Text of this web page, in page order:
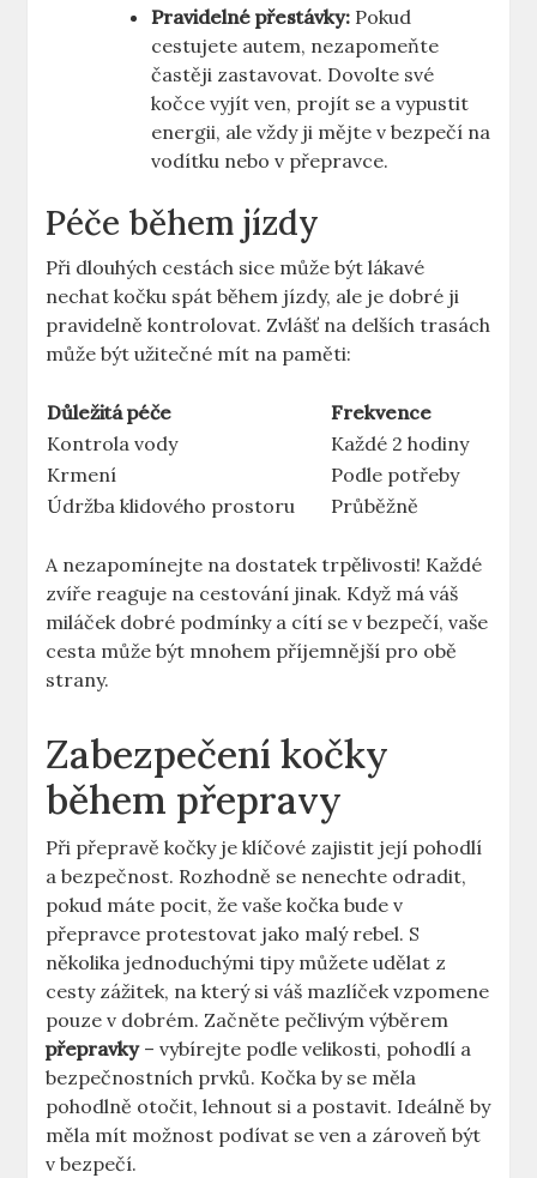
Pravidelné přestávky: Pokud
cestujete autem, nezapomeňte
častěji zastavovat. Dovolte své
kočce vyjít ven, projít se a vypustit
energii, ale vždy ji mějte v bezpečí na
vodítku nebo v přepravce.
Péče během jízdy
Při dlouhých cestách sice může být lákavé
nechat kočku spát během jízdy, ale je dobré ji
pravidelně kontrolovat. Zvlášť na delších trasách
může být užitečné mít na paměti:
Důležitá péče
Frekvence
Kontrola vody
Každé 2 hodiny
Krmení
Podle potřeby
Údržba klidového prostoru
Průběžně
A nezapomínejte na dostatek trpělivosti! Každé
zvíře reaguje na cestování jinak. Když má váš
miláček dobré podmínky a cítí se v bezpečí, vaše
cesta může být mnohem příjemnější pro obě
strany.
Zabezpečení kočky
během přepravy
Při přepravě kočky je klíčové zajistit její pohodlí
a bezpečnost. Rozhodně se nenechte odradit,
pokud máte pocit, že vaše kočka bude v
přepravce protestovat jako malý rebel. S
několika jednoduchými tipy můžete udělat z
cesty zážitek, na který si váš mazlíček vzpomene
pouze v dobrém. Začněte pečlivým výběrem
přepravky– vybírejte podle velikosti, pohodlí a
bezpečnostních prvků. Kočka by se měla
pohodlně otočit, lehnout si a postavit. Ideálně by
měla mít možnost podívat se ven a zároveň být
v bezpečí.